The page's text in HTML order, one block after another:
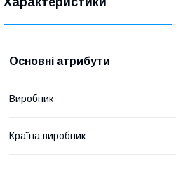
Основні атрибути
Виробник
Країна виробник